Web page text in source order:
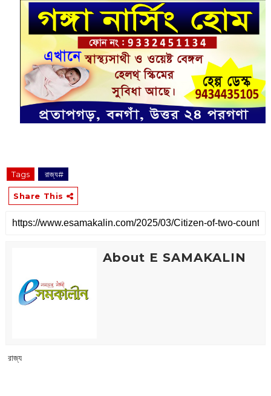
Tags ‌ রাজ্য#
Share This
About E SAMAKALIN
‌ রাজ্য